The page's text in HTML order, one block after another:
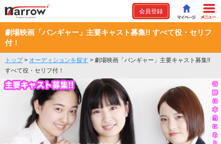
会員登録
劇場映画「バンギャー」主要キャスト募集!! すべて役・セリフ
付！
トップ> オーディションを探す > 劇場映画「バンギャー」主要キャスト募集!!
すべて役・セリフ付！